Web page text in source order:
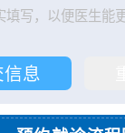
写，以便医生能